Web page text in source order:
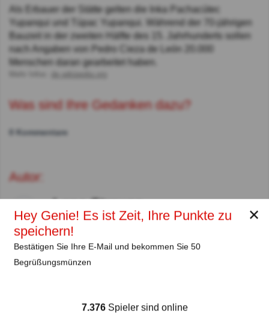
Als Erbauer der Stätte gelten die Inka Pachacútec
Yupanqui und Túpac Yupanqui. Während der 70-jährigen
Bauzeit in der zweiten Hälfte des 15. Jahrhunderts sollen
nach Angaben von Pedro Cieza de León 20.000
Menschen daran gearbeitet haben.
Was sind Ihre Gedanken dazu?
0 Kommentare
Autor:
Lena Strauss
Autor
Seit
11.2018
Level Punktzahl
Teilen auf Facebook
✕
Hey Genie! Es ist Zeit, Ihre Punkte zu
speichern!
Bestätigen Sie Ihre E-Mail und bekommen Sie 50
Begrüßungsmünzen
7.376Spieler sind online